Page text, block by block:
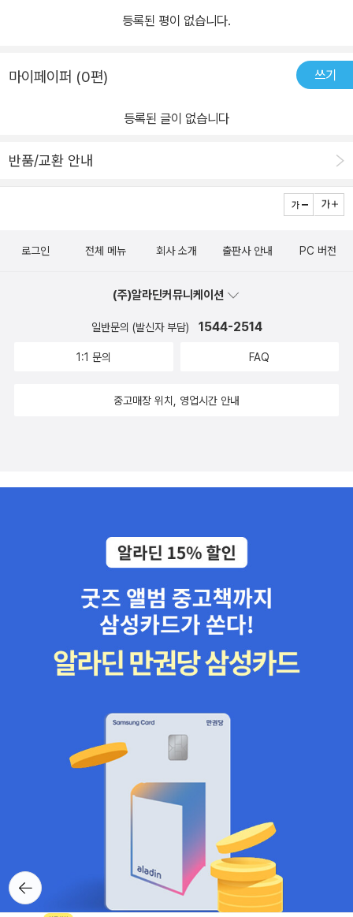
등록된 평이 없습니다.
마이페이퍼 (0편) 쓰기
등록된 글이 없습니다
반품/교환 안내
뒤로가
기
로그인 전체 메뉴 회사 소개 출판사 안내 PC 버전
(주)알라딘커뮤니케이션
일반문의 (발신자 부담) 1544-2514
1:1 문의 FAQ
중고매장 위치, 영업시간 안내